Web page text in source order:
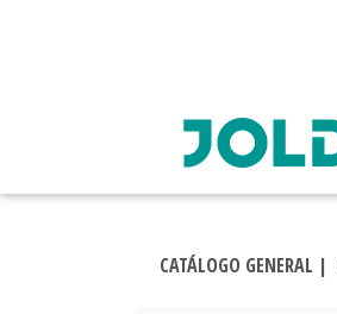
CATÁLOGO GENERAL |